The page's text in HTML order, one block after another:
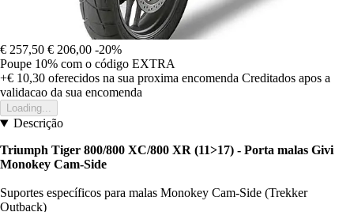
€ 257,50 € 206,00 -20%
Poupe 10% com o código EXTRA
+€ 10,30 oferecidos na sua proxima encomenda Creditados apos a
validacao da sua encomenda
Loading...
Descrição
Triumph Tiger 800/800 XC/800 XR (11>17) - Porta malas Givi
Monokey Cam-Side
Suportes específicos para malas Monokey Cam-Side (Trekker
Outback)